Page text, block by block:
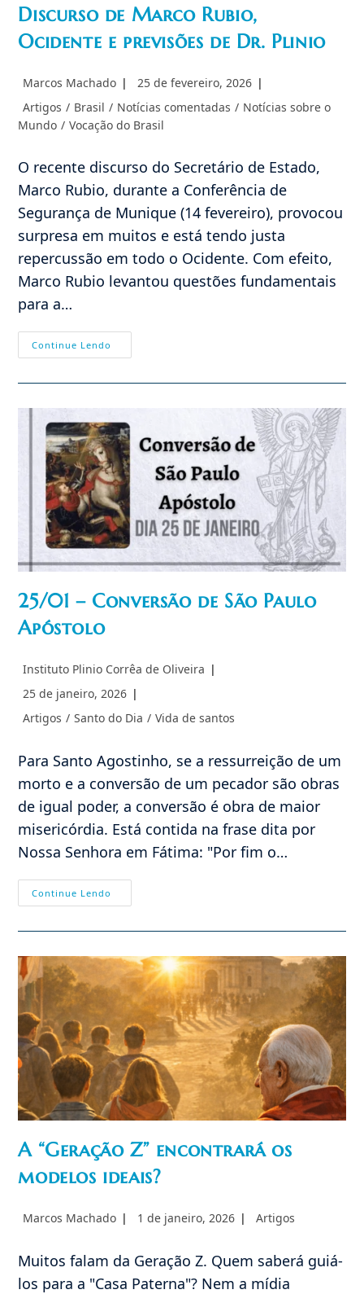
Discurso de Marco Rubio,
Ocidente e previsões de Dr. Plinio
Autor
post:
Marcos Machado
Post
25 de fevereiro, 2026
Categoria
do
Artigos / Brasil / Notícias comentadas / Notícias sobre o
Mundo / Vocação do Brasil
O recente discurso do Secretário de Estado,
Marco Rubio, durante a Conferência de
Segurança de Munique (14 fevereiro), provocou
surpresa em muitos e está tendo justa
repercussão em todo o Ocidente. Com efeito,
Marco Rubio levantou questões fundamentais
para a…
Continue Lendo
De
De
Dr.
Plinio
25/01 – Conversão de São Paulo
Apóstolo
Autor
post:
Instituto Plinio Corrêa de Oliveira
Post
25 de janeiro, 2026
Categoria
Artigos / Santo do Dia / Vida de santos
Para Santo Agostinho, se a ressurreição de um
morto e a conversão de um pecador são obras
de igual poder, a conversão é obra de maior
misericórdia. Está contida na frase dita por
Nossa Senhora em Fátima: "Por fim o…
Continue Lendo
–
De
Apóstolo
A “Geração Z” encontrará os
modelos ideais?
Autor
Marcos Machado
Post
1 de janeiro, 2026
Categoria
Artigos
Muitos falam da Geração Z. Quem saberá guiá-
los para a "Casa Paterna"? Nem a mídia